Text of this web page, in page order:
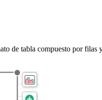
de tabla compuesto por